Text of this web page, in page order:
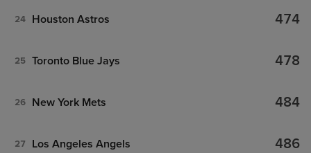
24 Houston Astros 474
25 Toronto Blue Jays 478
26 New York Mets 484
27 Los Angeles Angels 486